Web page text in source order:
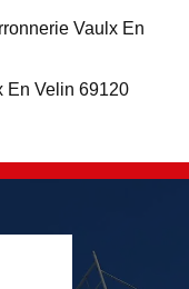
Vaulx En
En Velin 69120